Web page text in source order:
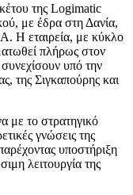
της Logimatic
με έδρα στη Δανία,
Η εταιρεία, με κύκλο
πλήρως στον
υπό την
της Σιγκαπούρης και
με το στρατηγικό
γνώσεις της
υποστήριξη
λειτουργία της